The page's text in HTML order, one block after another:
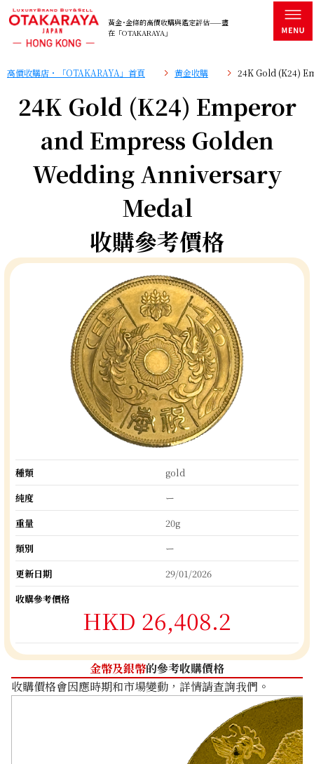
黃金･金條的高價收購與鑑定評估——盡
在「OTAKARAYA」
高價收購店・「OTAKARAYA」首頁 黄金收購 24K Gold (K24)
24K Gold (K24) Emperor
and Empress Golden
Wedding Anniversary
Medal
收購參考價格
種類
gold
純度
ー
重量
20g
類別
ー
更新日期
29/01/2026
收購參考價格
HKD 26,408.2
金幣及銀幣的參考收購價格
收購價格會因應時期和市場變動，詳情請查詢我們。